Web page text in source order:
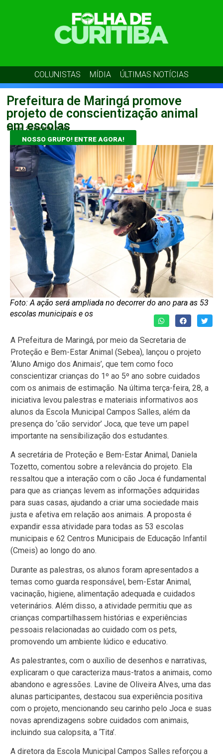
COLUNISTAS MÍDIA ÚLTIMAS NOTÍCIAS
Prefeitura de Maringá promove
projeto de conscientização animal
em escolas
admin 29/04/2026 17:40
NOSSO GRUPO! ENTRE AGORA!
Foto: A ação será ampliada no decorrer do ano para as 53
escolas municipais e os
A Prefeitura de Maringá, por meio da Secretaria de
Proteção e Bem-Estar Animal (Sebea), lançou o projeto
‘Aluno Amigo dos Animais’, que tem como foco
conscientizar crianças do 1º ao 5º ano sobre cuidados
com os animais de estimação. Na última terça-feira, 28, a
iniciativa levou palestras e materiais informativos aos
alunos da Escola Municipal Campos Salles, além da
presença do ‘cão servidor’ Joca, que teve um papel
importante na sensibilização dos estudantes.
A secretária de Proteção e Bem-Estar Animal, Daniela
Tozetto, comentou sobre a relevância do projeto. Ela
ressaltou que a interação com o cão Joca é fundamental
para que as crianças levem as informações adquiridas
para suas casas, ajudando a criar uma sociedade mais
justa e afetiva em relação aos animais. A proposta é
expandir essa atividade para todas as 53 escolas
municipais e 62 Centros Municipais de Educação Infantil
(Cmeis) ao longo do ano.
Durante as palestras, os alunos foram apresentados a
temas como guarda responsável, bem-Estar Animal,
vacinação, higiene, alimentação adequada e cuidados
veterinários. Além disso, a atividade permitiu que as
crianças compartilhassem histórias e experiências
pessoais relacionadas ao cuidado com os pets,
promovendo um ambiente lúdico e educativo.
As palestrantes, com o auxílio de desenhos e narrativas,
explicaram o que caracteriza maus-tratos a animais, como
abandono e agressões. Lavine de Oliveira Alves, uma das
alunas participantes, destacou sua experiência positiva
com o projeto, mencionando seu carinho pelo Joca e suas
novas aprendizagens sobre cuidados com animais,
incluindo sua calopsita, a ‘Tita’.
A diretora da Escola Municipal Campos Salles reforçou a